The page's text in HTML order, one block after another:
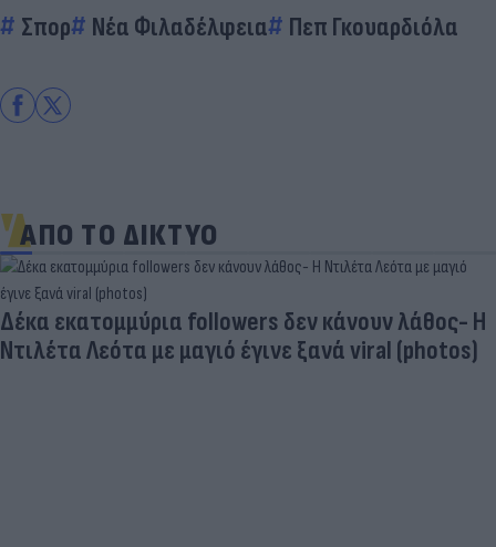
Σπορ Νέα Φιλαδέλφεια Πεπ Γκουαρδιόλα
ΑΠΟ ΤΟ ΔΙΚΤΥΟ
Δέκα εκατομμύρια followers δεν κάνουν λάθος- Η
Ντιλέτα Λεότα με μαγιό έγινε ξανά viral (photos)